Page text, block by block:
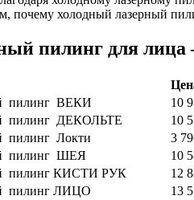
почему холодный лазерный
пилинг для лица
пилинг ВЕКИ
10
пилинг ДЕКОЛЬТЕ
10
пилинг Локти
3
пилинг ШЕЯ
10
пилинг КИСТИ РУК
12
пилинг ЛИЦО
13